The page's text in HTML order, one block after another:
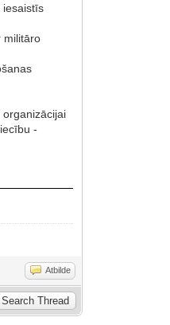
iesaistīs
militāro
-
Atbilde